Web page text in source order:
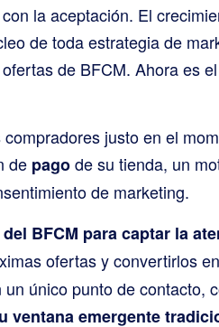
la aceptación. El
de toda estrategia de
de BFCM. Ahora es
justo en el
de pagode su tienda, un
de marketing.
BFCM para captar la
ofertas y convertirlos
único punto de contacto,
ventana emergente